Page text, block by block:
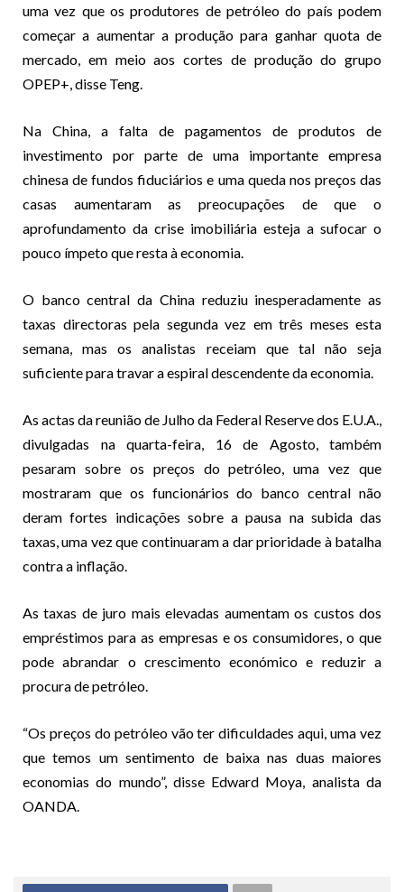
uma vez que os produtores de petróleo do país podem
começar a aumentar a produção para ganhar quota de
mercado, em meio aos cortes de produção do grupo
OPEP+, disse Teng.
Na China, a falta de pagamentos de produtos de
investimento por parte de uma importante empresa
chinesa de fundos fiduciários e uma queda nos preços das
casas aumentaram as preocupações de que o
aprofundamento da crise imobiliária esteja a sufocar o
pouco ímpeto que resta à economia.
O banco central da China reduziu inesperadamente as
taxas directoras pela segunda vez em três meses esta
semana, mas os analistas receiam que tal não seja
suficiente para travar a espiral descendente da economia.
As actas da reunião de Julho da Federal Reserve dos E.U.A.,
divulgadas na quarta-feira, 16 de Agosto, também
pesaram sobre os preços do petróleo, uma vez que
mostraram que os funcionários do banco central não
deram fortes indicações sobre a pausa na subida das
taxas, uma vez que continuaram a dar prioridade à batalha
contra a inflação.
As taxas de juro mais elevadas aumentam os custos dos
empréstimos para as empresas e os consumidores, o que
pode abrandar o crescimento económico e reduzir a
procura de petróleo.
“Os preços do petróleo vão ter dificuldades aqui, uma vez
que temos um sentimento de baixa nas duas maiores
economias do mundo”, disse Edward Moya, analista da
OANDA.